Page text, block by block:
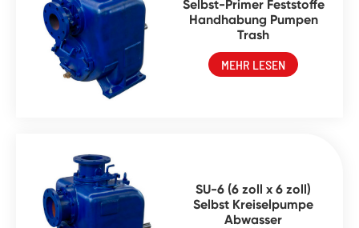
Selbst-Primer Feststoffe
Handhabung Pumpen
Trash
MEHR LESEN
SU-6 (6 zoll x 6 zoll)
Selbst Kreiselpumpe
Abwasser